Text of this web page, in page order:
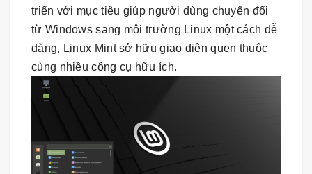
triển với mục tiêu giúp người dùng chuyển đổi
từ Windows sang môi trường Linux một cách dễ
dàng, Linux Mint sở hữu giao diện quen thuộc
cùng nhiều công cụ hữu ích.